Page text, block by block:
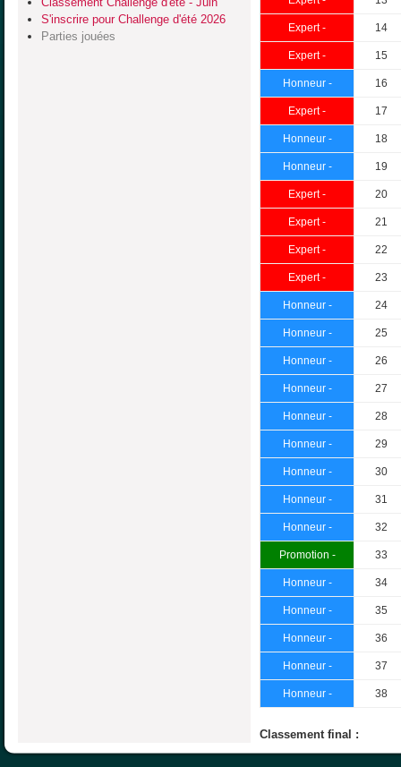
S'inscrire pour Challenge d'été 2026
Parties jouées
Expert - 14
Expert - 15
Honneur - 16
Expert - 17
Honneur - 18
Honneur - 19
Expert - 20
Expert - 21
Expert - 22
Expert - 23
Honneur - 24
Honneur - 25
Honneur - 26
Honneur - 27
Honneur - 28
Honneur - 29
Honneur - 30
Honneur - 31
Honneur - 32
Promotion - 33
Honneur - 34
Honneur - 35
Honneur - 36
Honneur - 37
Honneur - 38
Classement final :